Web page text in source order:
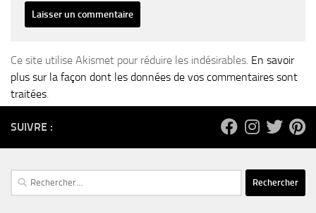
Ce site utilise Akismet pour réduire les indésirables. En savoir
plus sur la façon dont les données de vos commentaires sont
traitées
SUIVRE :
Rechercher :